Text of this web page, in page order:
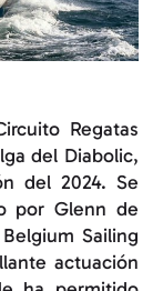
Regatas
del Diabolic,
del 2024. Se
por Glenn de
Sailing
actuación